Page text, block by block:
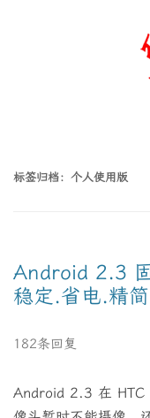
标签归档： 个人使用版
Android 2.3
稳定.省电.精
182条回复
Android 2.3 在 HTC